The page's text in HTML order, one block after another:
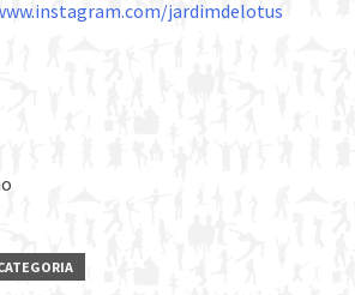
jardimdelotus